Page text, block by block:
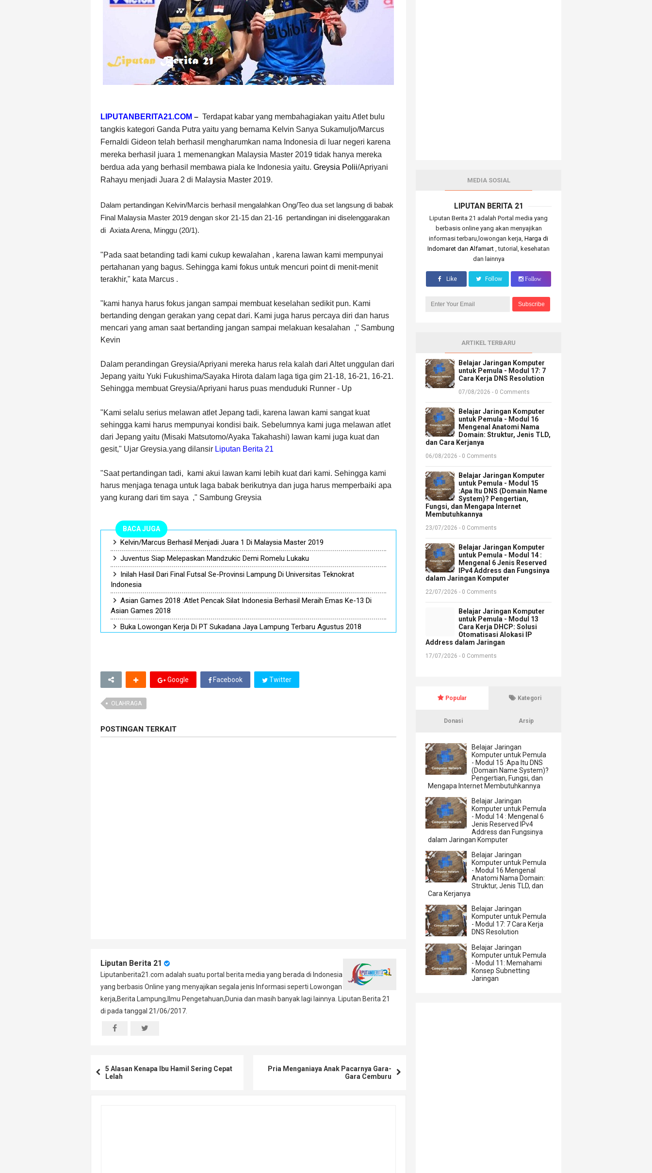
LIPUTANBERITA21.COM – Terdapat kabar yang membahagiakan yaitu Atlet bulu
tangkis kategori Ganda Putra yaitu yang bernama Kelvin Sanya Sukamuljo/Marcus
Fernaldi Gideon telah berhasil mengharumkan nama Indonesia di luar negeri karena
mereka berhasil juara 1 memenangkan Malaysia Master 2019 tidak hanya mereka
berdua ada yang berhasil membawa piala ke Indonesia yaitu. Greysia Polii/Apriyani
Rahayu menjadi Juara 2 di Malaysia Master 2019.
Dalam pertandingan Kelvin/Marcis berhasil mengalahkan Ong/Teo dua set langsung di babak
Final Malaysia Master 2019 dengan skor 21-15 dan 21-16 pertandingan ini diselenggarakan
di Axiata Arena, Minggu (20/1).
"Pada saat betanding tadi kami cukup kewalahan , karena lawan kami mempunyai
pertahanan yang bagus. Sehingga kami fokus untuk mencuri point di menit-menit
terakhir," kata Marcus .
"kami hanya harus fokus jangan sampai membuat keselahan sedikit pun. Kami
bertanding dengan gerakan yang cepat dari. Kami juga harus percaya diri dan harus
mencari yang aman saat bertanding jangan sampai melakuan kesalahan ," Sambung
Kevin
Dalam perandingan Greysia/Apriyani mereka harus rela kalah dari Altet unggulan dari
Jepang yaitu Yuki Fukushima/Sayaka Hirota dalam laga tiga gim 21-18, 16-21, 16-21.
Sehingga membuat Greysia/Apriyani harus puas menduduki Runner - Up
"Kami selalu serius melawan atlet Jepang tadi, karena lawan kami sangat kuat
sehingga kami harus mempunyai kondisi baik. Sebelumnya kami juga melawan atlet
dari Jepang yaitu (Misaki Matsutomo/Ayaka Takahashi) lawan kami juga kuat dan
gesit," Ujar Greysia.yang dilansir Liputan Berita 21
"Saat pertandingan tadi,
kami akui lawan kami lebih kuat dari kami. Sehingga kami
harus menjaga tenaga untuk laga babak berikutnya dan juga harus memperbaiki apa
yang kurang dari tim saya ," Sambung Greysia
BACA JUGA
Kelvin/Marcus Berhasil Menjadi Juara 1 Di Malaysia Master 2019
Juventus Siap Melepaskan Mandzukic Demi Romelu Lukaku
Inilah Hasil Dari Final Futsal Se-Provinsi Lampung Di Universitas Teknokrat
Indonesia
Asian Games 2018 :Atlet Pencak Silat Indonesia Berhasil Meraih Emas Ke-13 Di
Asian Games 2018
Buka Lowongan Kerja Di PT Sukadana Jaya Lampung Terbaru Agustus 2018
Google Facebook Twitter
OLAHRAGA
POSTINGAN TERKAIT
Liputan Berita 21
Liputanberita21.com adalah suatu portal berita media yang berada di Indonesia
yang berbasis Online yang menyajikan segala jenis Informasi seperti Lowongan
kerja,Berita Lampung,Ilmu Pengetahuan,Dunia dan masih banyak lagi lainnya. Liputan Berita 21
di pada tanggal 21/06/2017.
5 Alasan Kenapa Ibu Hamil Sering Cepat
Lelah
Pria Menganiaya Anak Pacarnya Gara-
Gara Cemburu
MEDIA SOSIAL
LIPUTAN BERITA 21
Liputan Berita 21 adalah Portal media yang
berbasis online yang akan menyajikan
informasi terbaru,lowongan kerja,Harga di
Indomaret dan Alfamart , tutorial, kesehatan
dan lainnya
Like Follow Follow
ARTIKEL TERBARU
Belajar Jaringan Komputer
untuk Pemula - Modul 17: 7
Cara Kerja DNS Resolution
07/08/2026 - 0 Comments
Belajar Jaringan Komputer
untuk Pemula - Modul 16
Mengenal Anatomi Nama
Domain: Struktur, Jenis TLD,
dan Cara Kerjanya
06/08/2026 - 0 Comments
Belajar Jaringan Komputer
untuk Pemula - Modul 15
:Apa Itu DNS (Domain Name
System)? Pengertian,
Fungsi, dan Mengapa Internet
Membutuhkannya
23/07/2026 - 0 Comments
Belajar Jaringan Komputer
untuk Pemula - Modul 14 :
Mengenal 6 Jenis Reserved
IPv4 Address dan Fungsinya
dalam Jaringan Komputer
22/07/2026 - 0 Comments
Belajar Jaringan Komputer
untuk Pemula - Modul 13
Cara Kerja DHCP: Solusi
Otomatisasi Alokasi IP
Address dalam Jaringan
17/07/2026 - 0 Comments
Popular Kategori
Donasi Arsip
Belajar Jaringan
Komputer untuk Pemula
- Modul 15 :Apa Itu DNS
(Domain Name System)?
Pengertian, Fungsi, dan
Mengapa Internet Membutuhkannya
Belajar Jaringan
Komputer untuk Pemula
- Modul 14 : Mengenal 6
Jenis Reserved IPv4
Address dan Fungsinya
dalam Jaringan Komputer
Belajar Jaringan
Komputer untuk Pemula
- Modul 16 Mengenal
Anatomi Nama Domain:
Struktur, Jenis TLD, dan
Cara Kerjanya
Belajar Jaringan
Komputer untuk Pemula
- Modul 17: 7 Cara Kerja
DNS Resolution
Belajar Jaringan
Komputer untuk Pemula
- Modul 11: Memahami
Konsep Subnetting
Jaringan